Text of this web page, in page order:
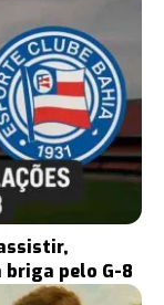
briga pelo G-8